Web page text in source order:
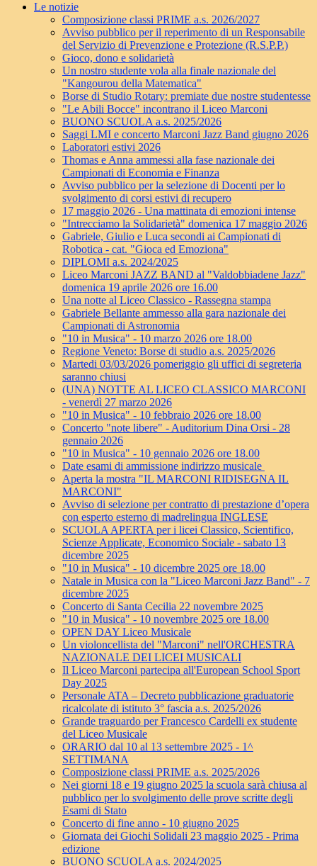
Le notizie
Composizione classi PRIME a.s. 2026/2027
Avviso pubblico per il reperimento di un Responsabile
del Servizio di Prevenzione e Protezione (R.S.P.P.)
Gioco, dono e solidarietà
Un nostro studente vola alla finale nazionale del
"Kangourou della Matematica"
Borse di Studio Rotary: premiate due nostre studentesse
"Le Abili Bocce" incontrano il Liceo Marconi
BUONO SCUOLA a.s. 2025/2026
Saggi LMI e concerto Marconi Jazz Band giugno 2026
Laboratori estivi 2026
Thomas e Anna ammessi alla fase nazionale dei
Campionati di Economia e Finanza
Avviso pubblico per la selezione di Docenti per lo
svolgimento di corsi estivi di recupero
17 maggio 2026 - Una mattinata di emozioni intense
"Intrecciamo la Solidarietà" domenica 17 maggio 2026
Gabriele, Giulio e Luca secondi ai Campionati di
Robotica - cat. "Gioca ed Emoziona"
DIPLOMI a.s. 2024/2025
Liceo Marconi JAZZ BAND al "Valdobbiadene Jazz"
domenica 19 aprile 2026 ore 16.00
Una notte al Liceo Classico - Rassegna stampa
Gabriele Bellante ammesso alla gara nazionale dei
Campionati di Astronomia
"10 in Musica" - 10 marzo 2026 ore 18.00
Regione Veneto: Borse di studio a.s. 2025/2026
Martedi 03/03/2026 pomeriggio gli uffici di segreteria
saranno chiusi
(UNA) NOTTE AL LICEO CLASSICO MARCONI
- venerdì 27 marzo 2026
"10 in Musica" - 10 febbraio 2026 ore 18.00
Concerto "note libere" - Auditorium Dina Orsi - 28
gennaio 2026
"10 in Musica" - 10 gennaio 2026 ore 18.00
Date esami di ammissione indirizzo musicale
Aperta la mostra "IL MARCONI RIDISEGNA IL
MARCONI"
Avviso di selezione per contratto di prestazione d’opera
con esperto esterno di madrelingua INGLESE
SCUOLA APERTA per i licei Classico, Scientifico,
Scienze Applicate, Economico Sociale - sabato 13
dicembre 2025
"10 in Musica" - 10 dicembre 2025 ore 18.00
Natale in Musica con la "Liceo Marconi Jazz Band" - 7
dicembre 2025
Concerto di Santa Cecilia 22 novembre 2025
"10 in Musica" - 10 novembre 2025 ore 18.00
OPEN DAY Liceo Musicale
Un violoncellista del "Marconi" nell'ORCHESTRA
NAZIONALE DEI LICEI MUSICALI
Il Liceo Marconi partecipa all'European School Sport
Day 2025
Personale ATA – Decreto pubblicazione graduatorie
ricalcolate di istituto 3° fascia a.s. 2025/2026
Grande traguardo per Francesco Cardelli ex studente
del Liceo Musicale
ORARIO dal 10 al 13 settembre 2025 - 1^
SETTIMANA
Composizione classi PRIME a.s. 2025/2026
Nei giorni 18 e 19 giugno 2025 la scuola sarà chiusa al
pubblico per lo svolgimento delle prove scritte degli
Esami di Stato
Concerto di fine anno - 10 giugno 2025
Giornata dei Giochi Solidali 23 maggio 2025 - Prima
edizione
BUONO SCUOLA a.s. 2024/2025